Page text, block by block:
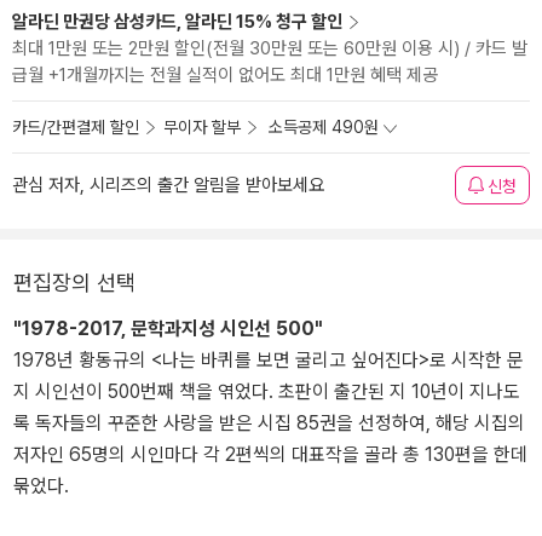
알라딘 만권당 삼성카드, 알라딘 15% 청구 할인
최대 1만원 또는 2만원 할인(전월 30만원 또는 60만원 이용 시) / 카드 발
급월 +1개월까지는 전월 실적이 없어도 최대 1만원 혜택 제공
카드/간편결제 할인 무이자 할부 소득공제 490원
관심 저자, 시리즈의 출간 알림을 받아보세요 신청
편집장의 선택
"1978-2017, 문학과지성 시인선 500"
1978년 황동규의 <나는 바퀴를 보면 굴리고 싶어진다>로 시작한 문
지 시인선이 500번째 책을 엮었다. 초판이 출간된 지 10년이 지나도
록 독자들의 꾸준한 사랑을 받은 시집 85권을 선정하여, 해당 시집의
저자인 65명의 시인마다 각 2편씩의 대표작을 골라 총 130편을 한데
묶었다.